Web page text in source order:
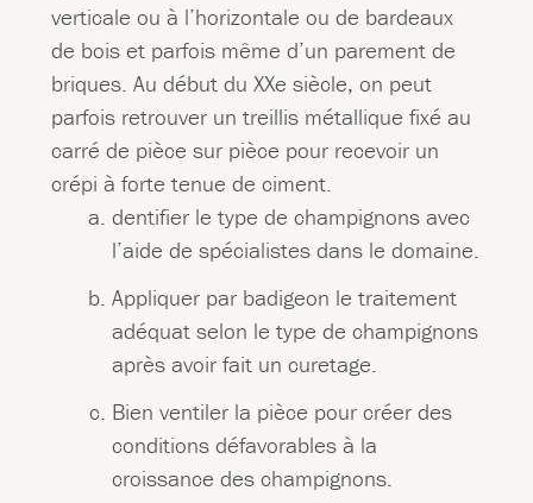
verticale ou à l’horizontale ou de bardeaux
de bois et parfois même d’un parement de
briques. Au début du XXe siècle, on peut
parfois retrouver un treillis métallique fixé au
carré de pièce sur pièce pour recevoir un
crépi à forte tenue de ciment.
dentifier le type de champignons avec
l’aide de spécialistes dans le domaine.
Appliquer par badigeon le traitement
adéquat selon le type de champignons
après avoir fait un curetage.
Bien ventiler la pièce pour créer des
conditions défavorables à la
croissance des champignons.